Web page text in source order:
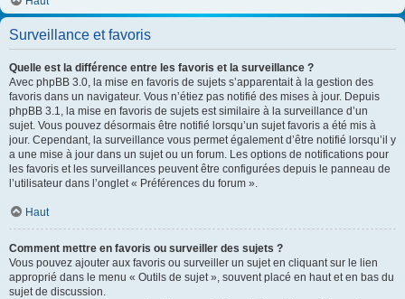
Surveillance et favoris
Quelle est la différence entre les favoris et la surveillance ?
Avec phpBB 3.0, la mise en favoris de sujets s’apparentait à la gestion des
favoris dans un navigateur. Vous n’étiez pas notifié des mises à jour. Depuis
phpBB 3.1, la mise en favoris de sujets est similaire à la surveillance d’un
sujet. Vous pouvez désormais être notifié lorsqu’un sujet favoris a été mis à
jour. Cependant, la surveillance vous permet également d’être notifié lorsqu’il y
a une mise à jour dans un sujet ou un forum. Les options de notifications pour
les favoris et les surveillances peuvent être configurées depuis le panneau de
l’utilisateur dans l’onglet « Préférences du forum ».
Haut
Comment mettre en favoris ou surveiller des sujets ?
Vous pouvez ajouter aux favoris ou surveiller un sujet en cliquant sur le lien
approprié dans le menu « Outils de sujet », souvent placé en haut et en bas du
sujet de discussion.